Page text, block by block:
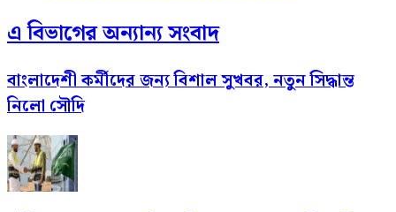
এ বিভাগের অন্যান্য সংবাদ
বাংলাদেশী কর্মীদের জন্য বিশাল সুখবর, নতুন সিদ্ধান্ত
নিলো সৌদি